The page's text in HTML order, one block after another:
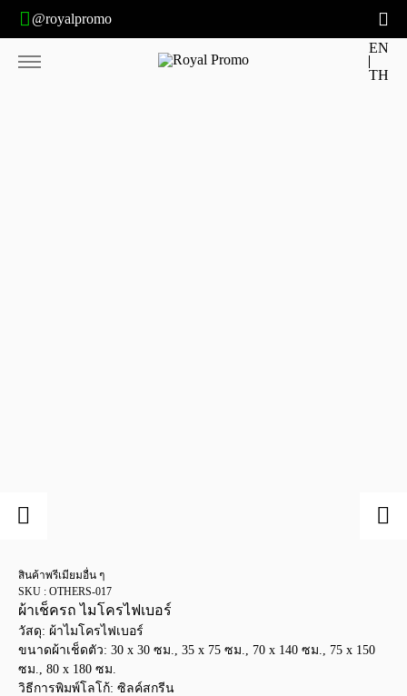
@royalpromo
EN
TH
สินค้าพรีเมียมอื่น ๆ
SKU : OTHERS-017
ผ้าเช็ครถ ไมโครไฟเบอร์
วัสดุ: ผ้าไมโครไฟเบอร์
ขนาดผ้าเช็ดตัว: 30 x 30 ซม., 35 x 75 ซม., 70 x 140 ซม., 75 x 150
ซม., 80 x 180 ซม.
วิธีการพิมพ์โลโก้: ซิลค์สกรีน